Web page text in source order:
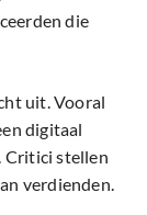
die
uit. Vooral
digitaal
Critici stellen
verdienden.